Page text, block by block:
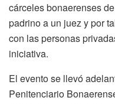
cárceles bonaerenses
padrino a un juez y por
con las personas
iniciativa.
El evento se llevó
Penitenciario